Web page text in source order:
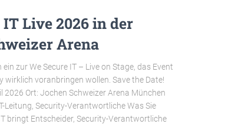
IT Live 2026 in der
Arena
zur We Secure IT – Live on Stage, das Event
wirklich voranbringen wollen. Save the Date!
2026 Ort: Jochen Schweizer Arena München
Leitung, Security-Verantwortliche Was Sie
bringt Entscheider, Security-Verantwortliche